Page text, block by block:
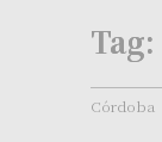
Tag:
Córdoba